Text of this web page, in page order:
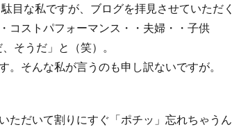
目な私ですが、ブログを拝見させていただく
コストパフォーマンス・・夫婦・・子供
そうだ」と（笑）。
そんな私が言うのも申し訳ないですが。
ただいて割りにすぐ「ポチッ」忘れちゃうん